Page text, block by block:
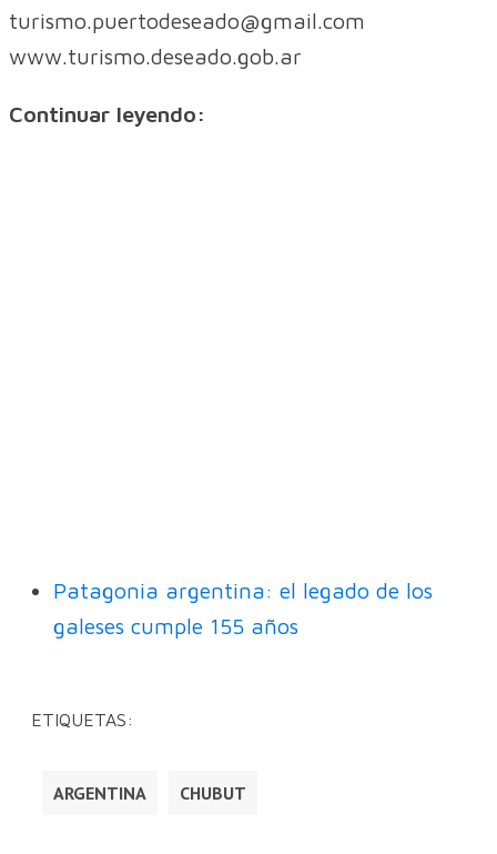
turismo.puertodeseado@gmail.com
www.turismo.deseado.gob.ar
Continuar leyendo:
Patagonia argentina: el legado de los
galeses cumple 155 años
ETIQUETAS:
ARGENTINA CHUBUT